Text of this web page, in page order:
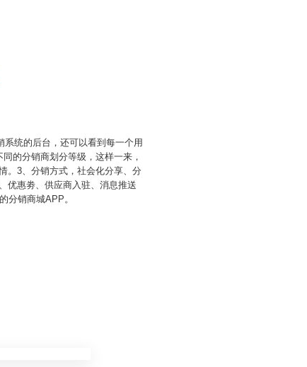
统的后台，还可以看到每一个用
的分销商划分等级，这样一来，
。3、分销方式，社会化分享、分
优惠劵、供应商入驻、消息推送
分销商城APP。